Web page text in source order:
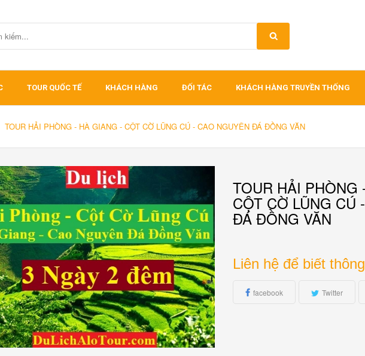
TOUR QUỐC TẾ KHÁCH HÀNG ĐỐI TÁC KHÁCH HÀNG TRUYỀN THỐNG
TOUR HẢI PHÒNG - HÀ GIANG - CỘT CỜ LŨNG CÚ - CAO NGUYÊN ĐÁ ĐỒNG VĂN
TOUR HẢI PHÒNG
CỘT CỜ LŨNG CÚ
ĐÁ ĐỒNG VĂN
Liên hệ để biết
facebook Twitter